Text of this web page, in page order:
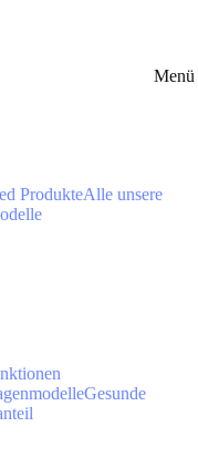
Menü
ProdukteAlle unsere
Gesunde